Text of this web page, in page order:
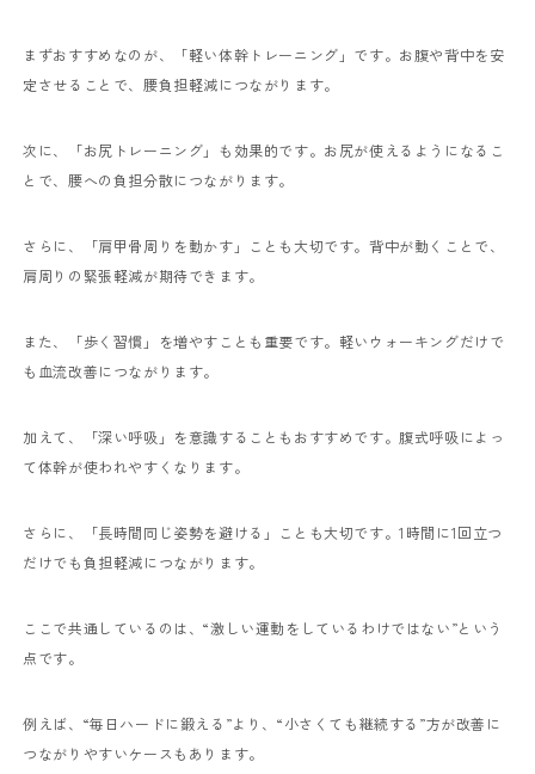
まずおすすめなのが、「軽い体幹トレーニング」です。お腹や背中を安
定させることで、腰負担軽減につながります。
次に、「お尻トレーニング」も効果的です。お尻が使えるようになるこ
とで、腰への負担分散につながります。
さらに、「肩甲骨周りを動かす」ことも大切です。背中が動くことで、
肩周りの緊張軽減が期待できます。
また、「歩く習慣」を増やすことも重要です。軽いウォーキングだけで
も血流改善につながります。
加えて、「深い呼吸」を意識することもおすすめです。腹式呼吸によっ
て体幹が使われやすくなります。
さらに、「長時間同じ姿勢を避ける」ことも大切です。1時間に1回立つ
だけでも負担軽減につながります。
ここで共通しているのは、“激しい運動をしているわけではない”という
点です。
例えば、“毎日ハードに鍛える”より、“小さくても継続する”方が改善に
つながりやすいケースもあります。